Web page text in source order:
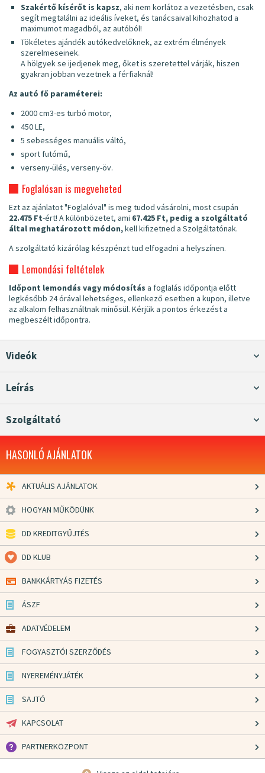
Szakértő kísérőt is kapsz, aki nem korlátoz a vezetésben, csak
segít megtalálni az ideális íveket, és tanácsaival kihozhatod a
maximumot magadból, az autóból!
Tökéletes ajándék autókedvelőknek, az extrém élmények
szerelmeseinek.
A hölgyek se ijedjenek meg, őket is szeretettel várják, hiszen
gyakran jobban vezetnek a férfiaknál!
Az autó fő paraméterei:
2000 cm3-es turbó motor,
450 LE,
5 sebességes manuális váltó,
sport futómű,
verseny-ülés, verseny-öv.
Foglalósan is megveheted
Ezt az ajánlatot "Foglalóval" is meg tudod vásárolni, most csupán
22.475 Ft-ért! A különbözetet, ami 67.425 Ft, pedig a szolgáltató
által meghatározott módon,kell kifizetned a Szolgáltatónak.
A szolgáltató kizárólag készpénzt tud elfogadni a helyszínen.
Lemondási feltételek
Időpont lemondás vagy módosítás a foglalás időpontja előtt
legkésőbb 24 órával lehetséges, ellenkező esetben a kupon, illetve
az alkalom felhasználtnak minősül. Kérjük a pontos érkezést a
megbeszélt időpontra.
Videók
Leírás
Szolgáltató
HASONLÓ AJÁNLATOK
AKTUÁLIS AJÁNLATOK
HOGYAN MŰKÖDÜNK
DD KREDITGYŰJTÉS
DD KLUB
BANKKÁRTYÁS FIZETÉS
ÁSZF
ADATVÉDELEM
FOGYASZTÓI SZERZŐDÉS
NYEREMÉNYJÁTÉK
SAJTÓ
KAPCSOLAT
PARTNERKÖZPONT